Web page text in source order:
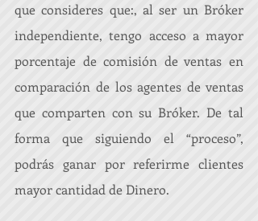
que consideres que:, al ser un Bróker
independiente, tengo acceso a mayor
porcentaje de comisión de ventas en
comparación de los agentes de ventas
que comparten con su Bróker. De tal
forma que siguiendo el “proceso”,
podrás ganar por referirme clientes
mayor cantidad de Dinero.